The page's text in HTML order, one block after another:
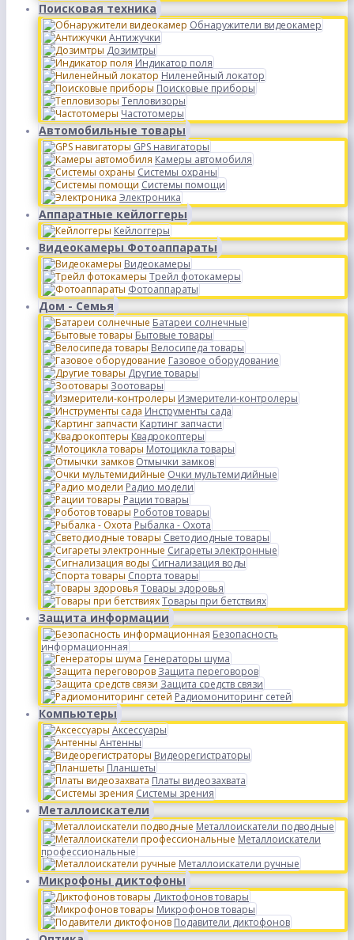
Поисковая техника
Обнаружители видеокамер
Антижучки
Дозимтры
Индикатор поля
Ниленейный локатор
Поисковые приборы
Тепловизоры
Частотомеры
Автомобильные товары
GPS навигаторы
Камеры автомобиля
Системы охраны
Системы помощи
Электроника
Аппаратные кейлоггеры
Кейлоггеры
Видеокамеры Фотоаппараты
Видеокамеры
Трейл фотокамеры
Фотоаппараты
Дом - Семья
Батареи солнечные
Бытовые товары
Велосипеда товары
Газовое оборудование
Другие товары
Зоотовары
Измерители-контролеры
Инструменты сада
Картинг запчасти
Квадрокоптеры
Мотоцикла товары
Отмычки замков
Очки мультемидийные
Радио модели
Рации товары
Роботов товары
Рыбалка - Охота
Светодиодные товары
Сигареты электронные
Сигнализация воды
Спорта товары
Товары здоровья
Товары при бетствиях
Защита информации
Безопасность
информационная
Генераторы шума
Защита переговоров
Защита средств связи
Радиомониторинг сетей
Компьютеры
Аксессуары
Антенны
Видеорегистраторы
Планшеты
Платы видеозахвата
Системы зрения
Металлоискатели
Металлоискатели подводные
Металлоискатели
профессиональные
Металлоискатели ручные
Микрофоны диктофоны
Диктофонов товары
Микрофонов товары
Подавители диктофонов